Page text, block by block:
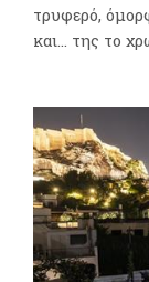
τρυφερό,
και... της το